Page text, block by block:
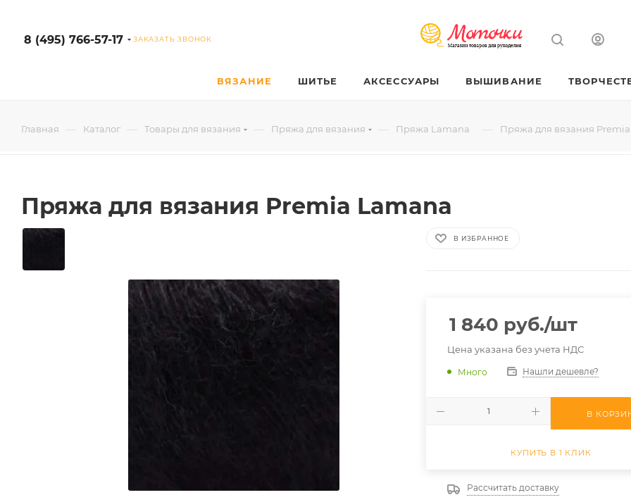
8 (495) 766-57-17 ЗАКАЗАТЬ ЗВОНОК
ВЯЗАНИЕ ШИТЬЕ АКСЕССУАРЫ ВЫШИВАНИЕ
Главная — Каталог — Товары для вязания — Пряжа для вязания — Пряжа Lamana — Пряжа для вязания
Пряжа для вязания Premia Lamana
В ИЗБРАННОЕ
1 840 руб./шт
Цена указана без учета НДС
Много Нашли дешевле?
В
КУПИТЬ В 1 КЛИК
Рассчитать доставку